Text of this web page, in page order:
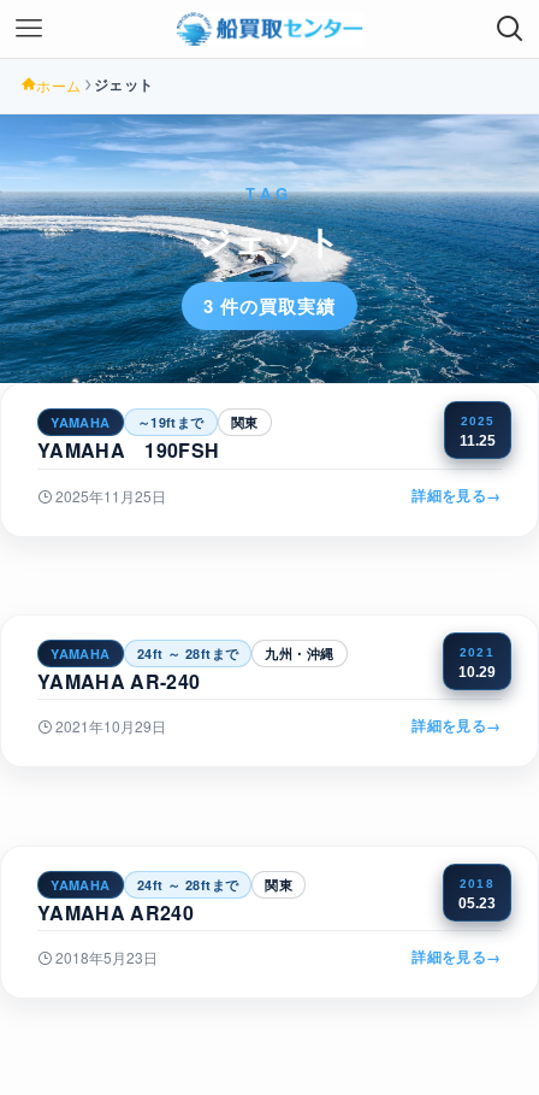
ホーム ジェット
TAG
ジェット
3 件の買取実績
2025
11.25
YAMAHA ～19ftまで 関東
YAMAHA 190FSH
2025年11月25日 詳細を見る→
2021
10.29
YAMAHA 24ft ～ 28ftまで 九州・沖縄
YAMAHA AR-240
2021年10月29日 詳細を見る→
2018
05.23
YAMAHA 24ft ～ 28ftまで 関東
YAMAHA AR240
2018年5月23日 詳細を見る→